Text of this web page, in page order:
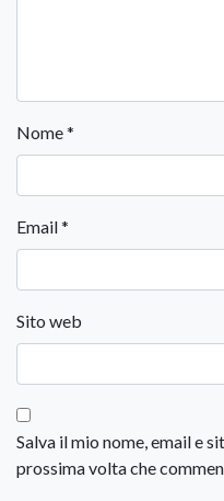
Nome*
Email*
Sito web
Salva il mio nome, email e
prossima volta che